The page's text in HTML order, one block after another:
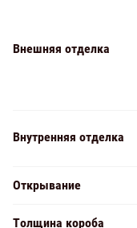
Внешняя отделка
Внутренняя отделка
Открывание
Толщина короба